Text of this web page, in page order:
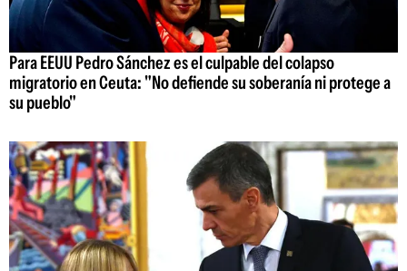
Para EEUU Pedro Sánchez es el culpable del colapso
migratorio en Ceuta: "No defiende su soberanía ni protege a
su pueblo"